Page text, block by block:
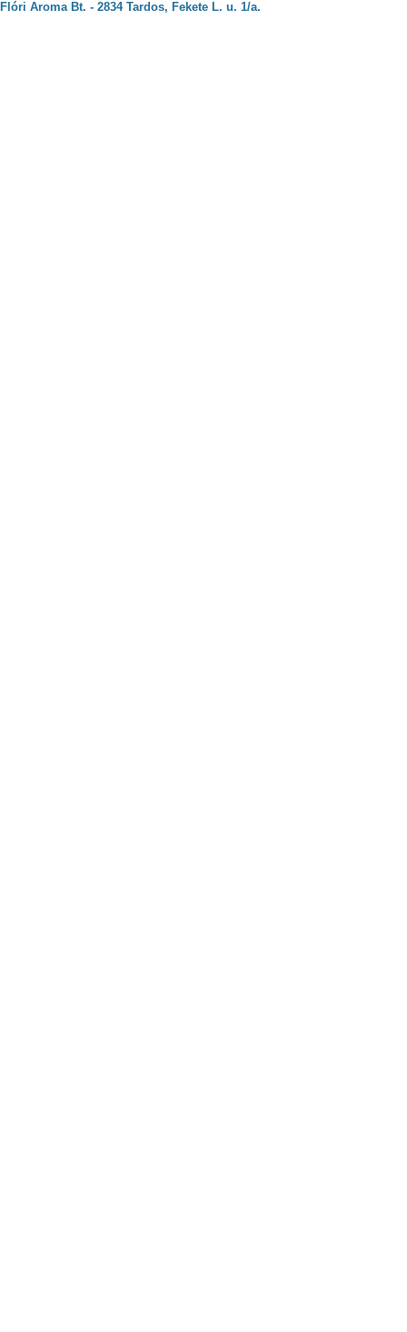
Flóri Aroma Bt. - 2834 Tardos, Fekete L. u. 1/a.